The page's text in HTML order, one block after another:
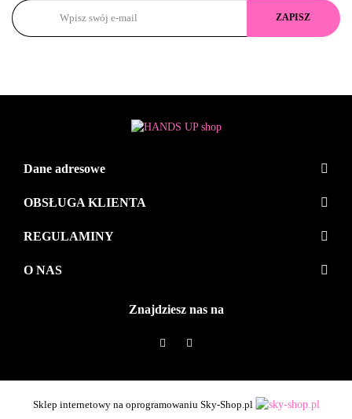
Dane adresowe
OBSŁUGA KLIENTA
REGULAMINY
O NAS
Znajdziesz nas na
Sklep internetowy na oprogramowaniu Sky-Shop.pl